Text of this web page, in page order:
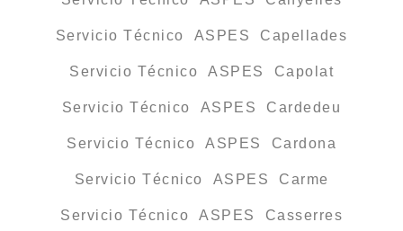
Servicio Técnico ASPES Capellades
Servicio Técnico ASPES Capolat
Servicio Técnico ASPES Cardedeu
Servicio Técnico ASPES Cardona
Servicio Técnico ASPES Carme
Servicio Técnico ASPES Casserres